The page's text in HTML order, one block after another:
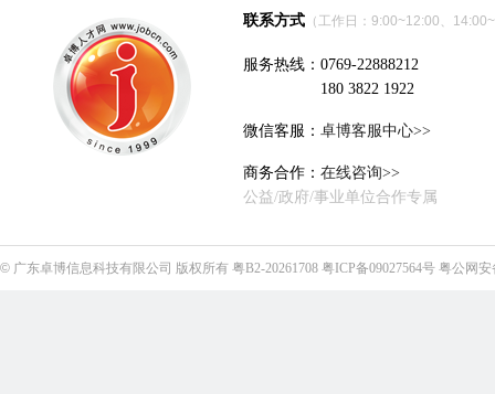
联系方式 （工作日：9:00~12:00、
服务热线：0769-22888212
180 3822 1922
微信客服： 卓博客服中心>>
商务合作： 在线咨询>>
公益/政府/事业单位合作专属
© 广东卓博信息科技有限公司 版权所有 粤B2-20261708 粤ICP备09027564号 粤公网安